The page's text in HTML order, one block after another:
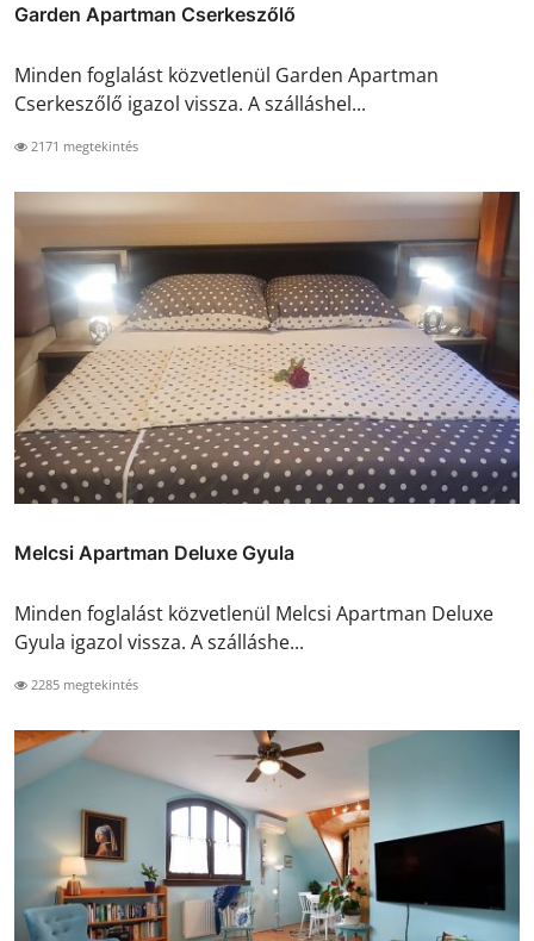
Garden Apartman Cserkeszőlő
Minden foglalást közvetlenül Garden Apartman
Cserkeszőlő igazol vissza. A szálláshel...
2171 megtekintés
Melcsi Apartman Deluxe Gyula
Minden foglalást közvetlenül Melcsi Apartman Deluxe
Gyula igazol vissza. A szálláshe...
2285 megtekintés